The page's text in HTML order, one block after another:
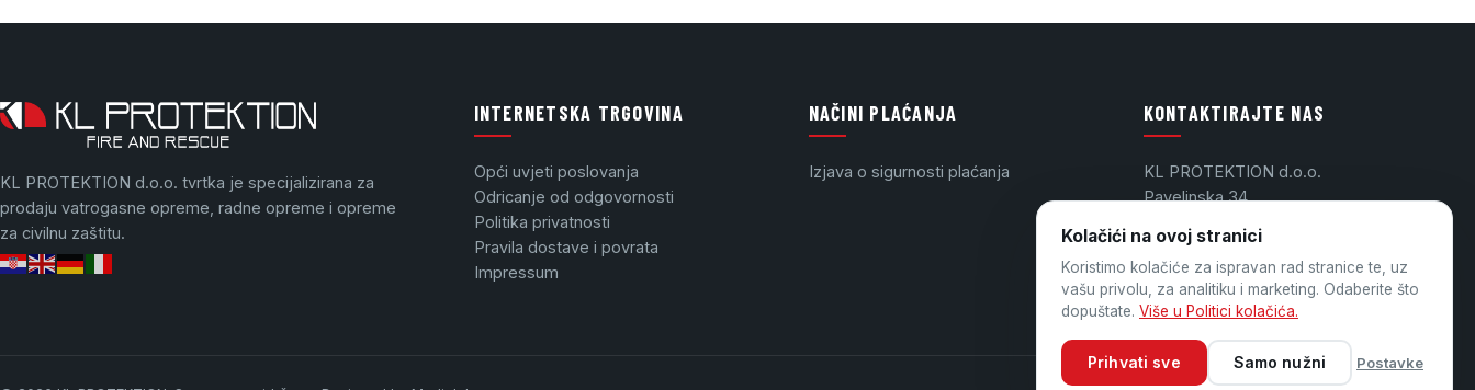
KL PROTEKTION d.o.o. tvrtka je specijalizirana za
prodaju vatrogasne opreme, radne opreme i opreme
za civilnu zaštitu.
INTERNETSKA TRGOVINA
Opći uvjeti poslovanja
Odricanje od odgovornosti
Politika privatnosti
Pravila dostave i povrata
Impressum
NAČINI PLAĆANJA
Izjava o sigurnosti plaćanja
KONTAKTIRAJTE NAS
KL PROTEKTION d.o.o.
Pavelinska 34
info@klprotektion.hr
OIB: 03175437865
Kolačići na ovoj stranici
Koristimo kolačiće za ispravan rad stranice te, uz
vašu privolu, za analitiku i marketing. Odaberite što
dopuštate. Više u Politici kolačića.
Prihvati sve Samo nužni Postavke